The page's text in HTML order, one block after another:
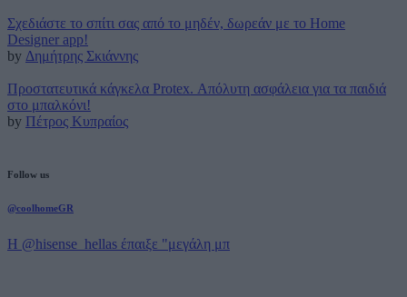
Σχεδιάστε το σπίτι σας από το μηδέν, δωρεάν με το Home
Designer app!
by Δημήτρης Σκιάννης
Προστατευτικά κάγκελα Protex. Απόλυτη ασφάλεια για τα παιδιά
στο μπαλκόνι!
by Πέτρος Κυπραίος
Follow us
@coolhomeGR
Η @hisense_hellas έπαιξε "μεγάλη μπ